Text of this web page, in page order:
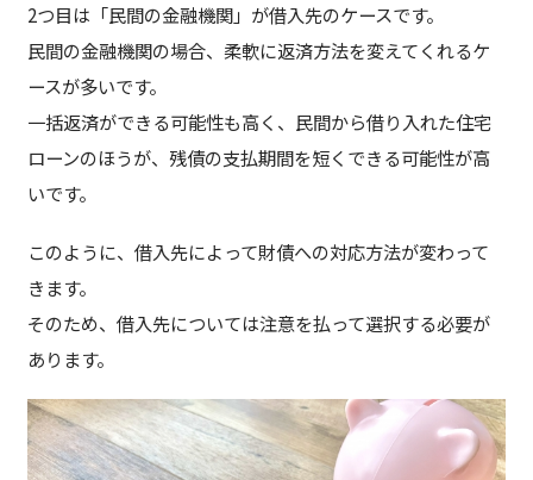
2つ目は「民間の金融機関」が借入先のケースです。
民間の金融機関の場合、柔軟に返済方法を変えてくれるケ
ースが多いです。
一括返済ができる可能性も高く、民間から借り入れた住宅
ローンのほうが、残債の支払期間を短くできる可能性が高
いです。
このように、借入先によって財債への対応方法が変わって
きます。
そのため、借入先については注意を払って選択する必要が
あります。